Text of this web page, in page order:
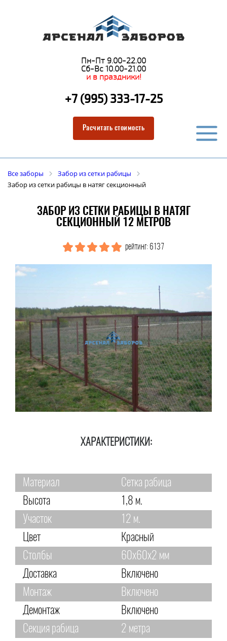
Пн-Пт 9.00-22.00
Сб-Вс 10.00-21.00
и в праздники!
+7 (995) 333-17-25
Расчитать стоимость
Все заборы
Забор из сетки рабицы
Забор из сетки рабицы в натяг секционный
ЗАБОР ИЗ СЕТКИ РАБИЦЫ В НАТЯГ
СЕКЦИОННЫЙ 12 МЕТРОВ
рейтинг: 6137
ХАРАКТЕРИСТИКИ:
Материал
Сетка рабица
Высота
1,8 м.
Участок
12 м.
Цвет
Красный
Столбы
60х60х2 мм
Доставка
Включено
Монтаж
Включено
Демонтаж
Включено
Секция рабица
2 метра